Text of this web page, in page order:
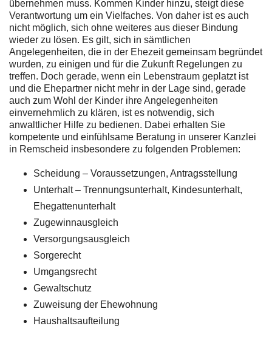
übernehmen muss. Kommen Kinder hinzu, steigt diese
Verantwortung um ein Vielfaches. Von daher ist es auch
nicht möglich, sich ohne weiteres aus dieser Bindung
wieder zu lösen. Es gilt, sich in sämtlichen
Angelegenheiten, die in der Ehezeit gemeinsam begründet
wurden, zu einigen und für die Zukunft Regelungen zu
treffen. Doch gerade, wenn ein Lebenstraum geplatzt ist
und die Ehepartner nicht mehr in der Lage sind, gerade
auch zum Wohl der Kinder ihre Angelegenheiten
einvernehmlich zu klären, ist es notwendig, sich
anwaltlicher Hilfe zu bedienen. Dabei erhalten Sie
kompetente und einfühlsame Beratung in unserer Kanzlei
in Remscheid insbesondere zu folgenden Problemen:
Scheidung – Voraussetzungen, Antragsstellung
Unterhalt – Trennungsunterhalt, Kindesunterhalt,
Ehegattenunterhalt
Zugewinnausgleich
Versorgungsausgleich
Sorgerecht
Umgangsrecht
Gewaltschutz
Zuweisung der Ehewohnung
Haushaltsaufteilung